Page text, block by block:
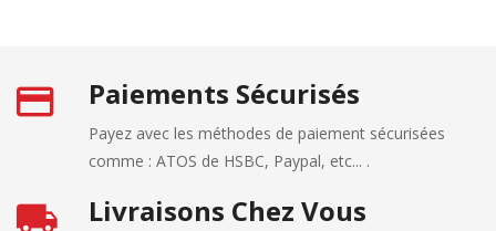
Paiements Sécurisés
Payez avec les méthodes de paiement sécurisées
comme : ATOS de HSBC, Paypal, etc... .
Livraisons Chez Vous